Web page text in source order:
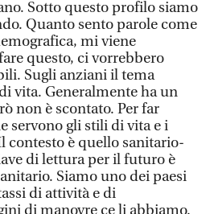
Sotto questo profilo siamo
Quanto sento parole come
mi viene
questo, ci vorrebbero
Sugli anziani il tema
vita. Generalmente ha un
non è scontato. Per far
servono gli stili di vita e i
contesto è quello sanitario-
di lettura per il futuro è
Siamo uno dei paesi
di attività e di
di manovre ce li abbiamo.